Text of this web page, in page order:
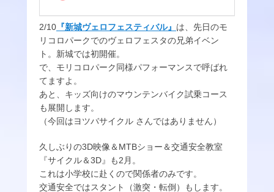
2/10 『新城ヴェロフェスティバル』 は、先日のモ
リコロパークでのヴェロフェスタの兄弟イベン
ト。新城では初開催。
で、モリコロパーク同様パフォーマンスで呼ばれ
てますよ。
あと、キッズ向けのマウンテンバイク試乗コース
も展開します。
（今回はヨツバサイクル さんではありません）
久しぶりの3D映像＆MTBショー＆交通安全教室
『サイクル＆3D』も2月。
これは小学校に赴くので関係者のみです。
交通安全ではスタント（激突・転倒）もします。